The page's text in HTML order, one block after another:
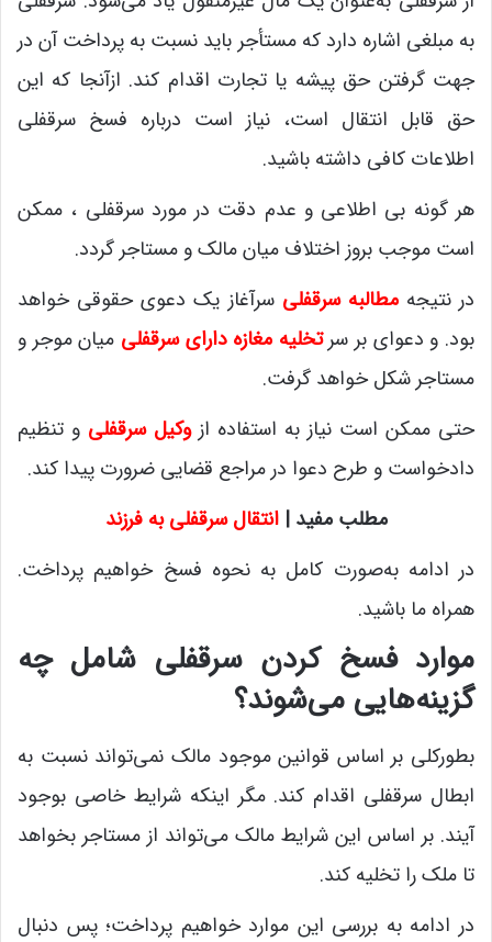
به مبلغی اشاره دارد که مستأجر باید نسبت به پرداخت آن در
جهت گرفتن حق پیشه یا تجارت اقدام کند. ازآنجا که این
حق قابل‌ انتقال است، نیاز است درباره فسخ سرقفلی
اطلاعات کافی داشته باشید.
هر گونه بی اطلاعی و عدم دقت در مورد سرقفلی ، ممکن
است موجب بروز اختلاف میان مالک و مستاجر گردد.
در نتیجهمطالبه سرقفلی سرآغاز یک دعوی حقوقی خواهد
بود. و دعوای بر سرتخلیه مغازه دارای سرقفلی میان موجر و
مستاجر شکل خواهد گرفت.
حتی ممکن است نیاز به استفاده ازوکیل سرقفلی و تنظیم
دادخواست و طرح دعوا در مراجع قضایی ضرورت پیدا کند.
مطلب مفید |انتقال سرقفلی به فرزند
در ادامه به‌صورت کامل به نحوه فسخ خواهیم پرداخت.
همراه ما باشید.
موارد فسخ کردن سرقفلی شامل چه
گزینه‌هایی می‌شوند؟
بطورکلی بر اساس قوانین موجود مالک نمی‌تواند نسبت به
ابطال سرقفلی اقدام کند. مگر اینکه شرایط خاصی بوجود
آیند. بر اساس این شرایط مالک می‌تواند از مستاجر بخواهد
تا ملک را تخلیه کند.
در ادامه به بررسی این موارد خواهیم پرداخت؛ پس دنبال‌